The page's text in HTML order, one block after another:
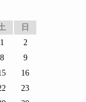
日
1
2
8
9
16
23